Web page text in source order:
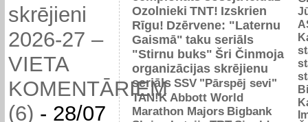
skrējieni
2026-27 –
VIETA
KOMENTĀRIEM
(6) - 28/07
Ozolnieki TNT! Izskrien
Rīgu! Dzērvene: "Laternu
Gaismā" taku seriāls
"Stirnu buks" Šri Činmoja
organizācijas skrējienu
seriāls SSV "Pārspēj sevi"
TAN!K Abbott World
Marathon Majors Bigbank